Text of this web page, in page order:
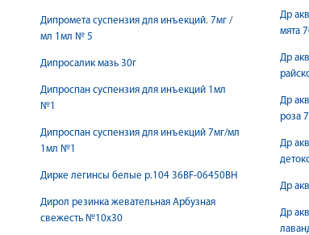
Дипромета суспензия для инъекций. 7мг /
мл 1мл № 5
Дипросалик мазь 30г
Дипроспан суспензия для инъекций 1мл
№1
Дипроспан суспензия для инъекций 7мг/мл
1мл №1
Дирке легинсы белые р.104 36BF-06450BH
Дирол резинка жевательная Арбузная
свежесть №10х30
Др
мята
Др
Др
роза
Др
Др
Др